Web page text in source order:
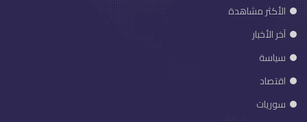
الأكثر مشاهدة
آخر الأخبار
سياسة
اقتصاد
سوريات